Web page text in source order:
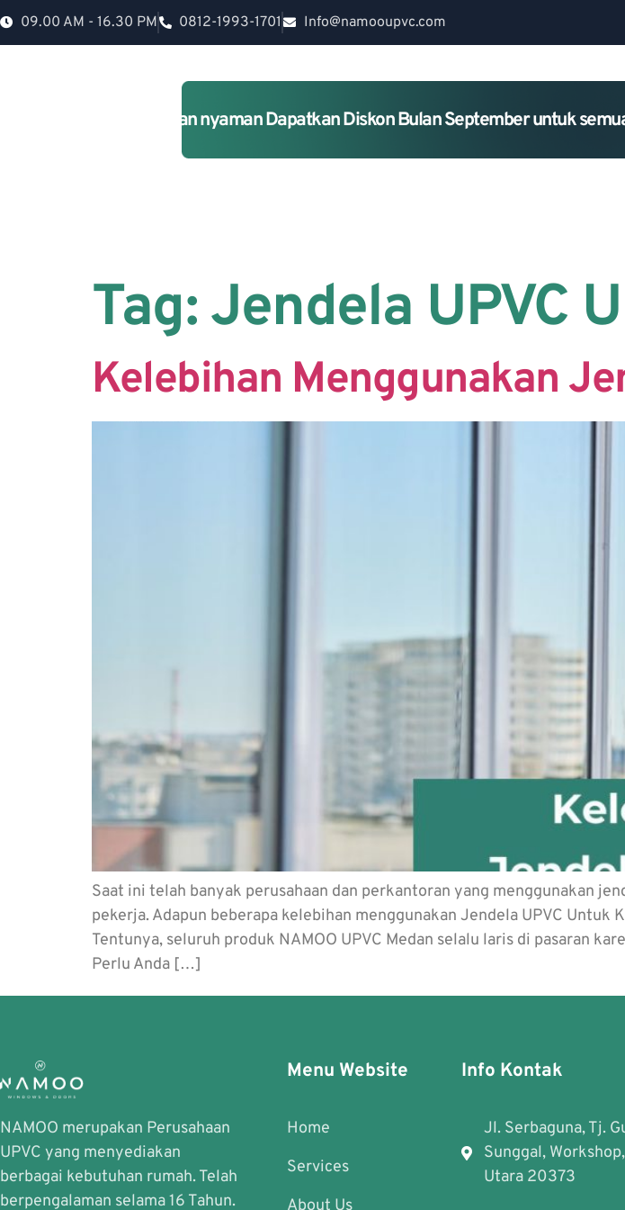
09.00 AM - 16.30 PM 0812-1993-1701 Info@namooupvc.com
Rumah lebih Aman dan nyaman Dapatkan Diskon Bulan September untuk
Tag:Jendela UPVC
Kelebihan Menggunakan
Saat ini telah banyak perusahaan dan perkantoran yang menggunakan
pekerja. Adapun beberapa kelebihan menggunakan Jendela UPVC Untuk
Tentunya, seluruh produk NAMOO UPVC Medan selalu laris di pasaran
Perlu Anda […]
NAMOO merupakan Perusahaan
UPVC yang menyediakan
berbagai kebutuhan rumah. Telah
berpengalaman selama 16 Tahun.
Menu Website
Home
Services
Info Kontak
Jl. Serbaguna, Tj.
Sunggal,
Utara 20373